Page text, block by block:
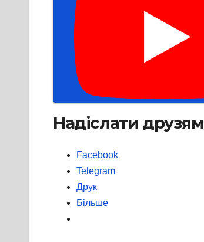
Надіслати друзям
Facebook
Telegram
Друк
Більше